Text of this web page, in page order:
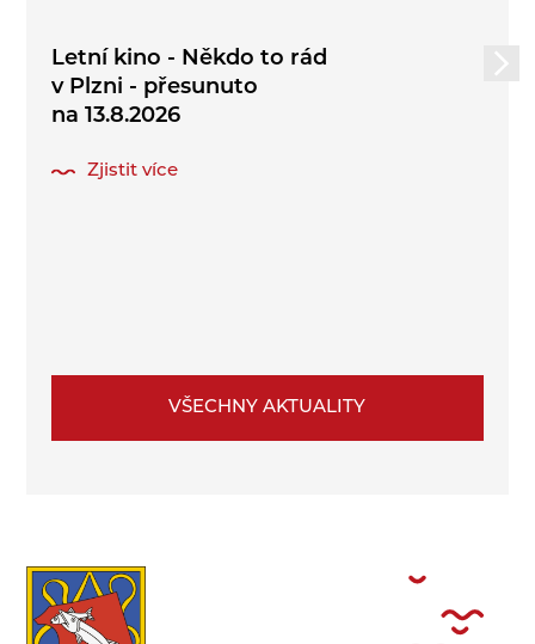
Letní kino - Někdo to rád
v Plzni - přesunuto
na 13.8.2026
Zjistit více
VŠECHNY AKTUALITY